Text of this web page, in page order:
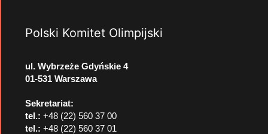
Polski Komitet Olimpijski
ul. Wybrzeże Gdyńskie 4
01-531 Warszawa
Sekretariat:
tel.: +48 (22) 560 37 00
tel.: +48 (22) 560 37 01